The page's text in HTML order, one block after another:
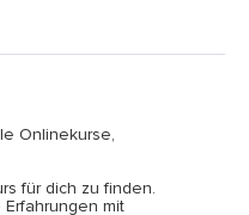
Onlinekurse,
für dich zu finden.
mit